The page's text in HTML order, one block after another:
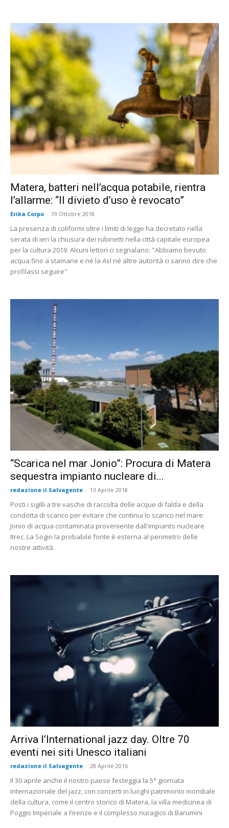
Matera, batteri nell’acqua potabile, rientra
l’allarme: “Il divieto d’uso è revocato”
Erika Corpo - 19 Ottobre 2018
La presenza di coliformi oltre i limiti di legge ha decretato nella
serata di ieri la chiusura dei rubinetti nella città capitale europea
per la cultura 2019. Alcuni lettori ci segnalano: "Abbiamo bevuto
acqua fino a stamane e né la Asl né altre autorità ci sanno dire che
profilassi seguire"
“Scarica nel mar Jonio”: Procura di Matera
sequestra impianto nucleare di...
redazione il Salvagente - 13 Aprile 2018
Posti i sigilli a tre vasche di raccolta delle acque di falda e della
condotta di scarico per evitare che continui lo scarico nel mare
Jonio di acqua contaminata proveniente dall'impianto nucleare
Itrec. La Sogin la probabile fonte è esterna al perimetro delle
nostre attività.
Arriva l’International jazz day. Oltre 70
eventi nei siti Unesco italiani
redazione il Salvagente - 28 Aprile 2016
Il 30 aprile anche il nostro paese festeggia la 5° giornata
internazionale del jazz, con concerti in luoghi patrimonio mondiale
della cultura, come il centro storico di Matera, la villa medicinea di
Poggio Imperiale a Firenze e il complesso nuragico di Barumini